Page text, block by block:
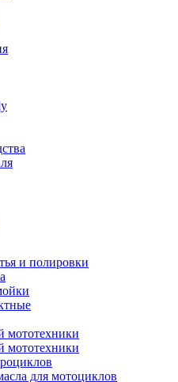
и полировки
мототехники
мототехники
для мотоциклов